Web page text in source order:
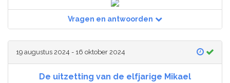
Vragen en antwoorden
19 augustus 2024 - 16 oktober 2024
De uitzetting van de elfjarige Mikael